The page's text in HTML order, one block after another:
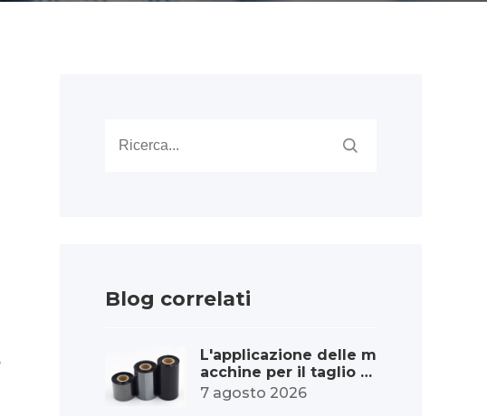
Blog correlati
L'applicazione delle m
acchine per il taglio d
ei nastri nell'industria
dei materiali di consu
7 agosto 2026